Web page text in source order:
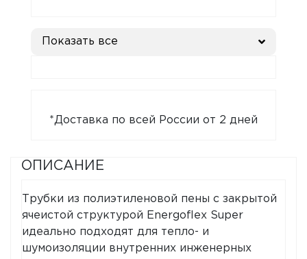
Показать все
*Доставка по всей России от 2 дней
ОПИСАНИЕ
Трубки из полиэтиленовой пены с закрытой
ячеистой структурой Energoflex Super
идеально подходят для тепло- и
шумоизоляции внутренних инженерных